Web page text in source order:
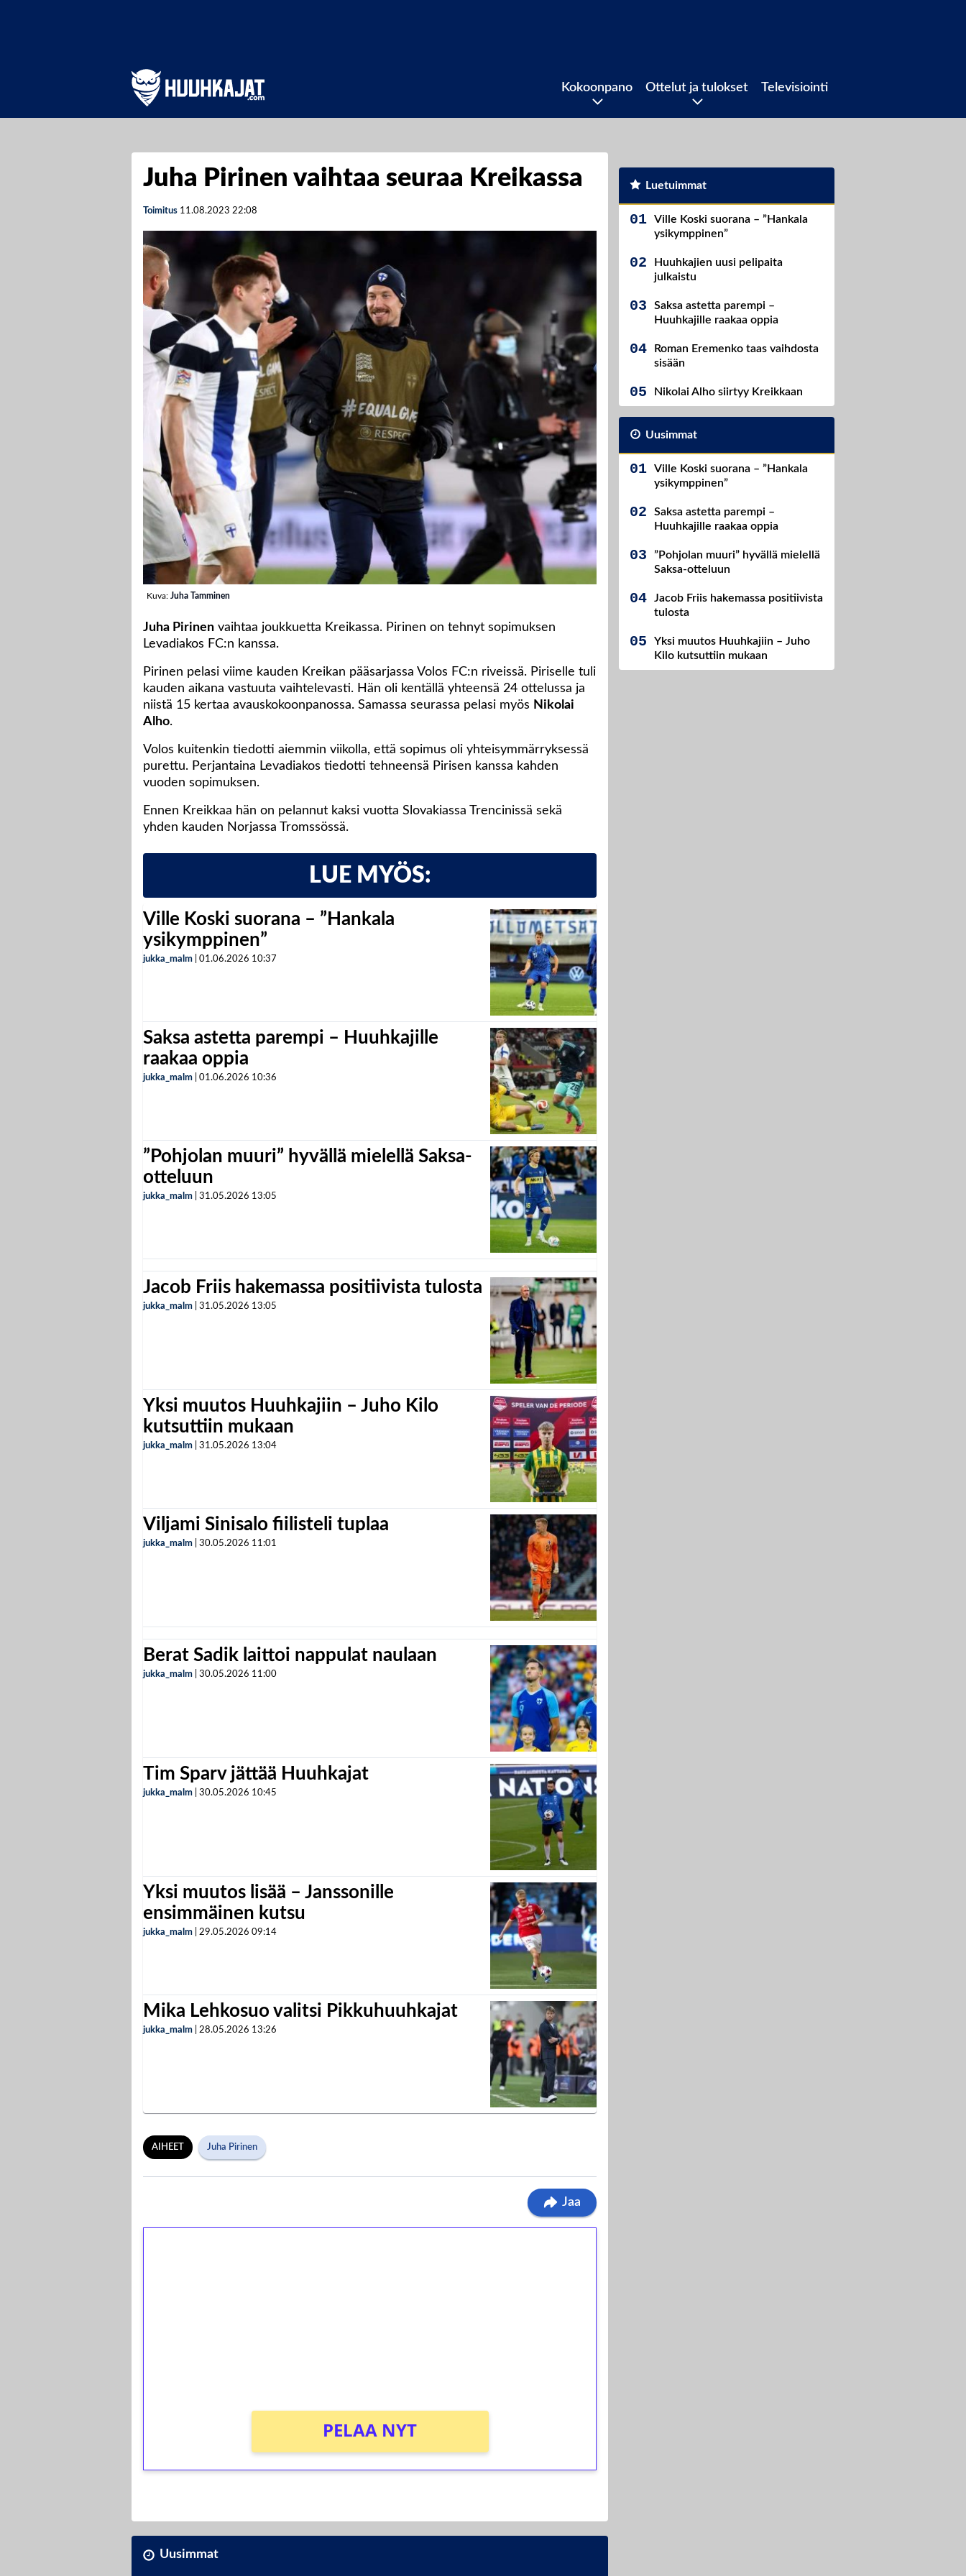
Kokoonpano Ottelut ja tulokset Televisiointi
Juha Pirinen vaihtaa seuraa Kreikassa
Toimitus 11.08.2023 22:08
Kuva: Juha Tamminen
Juha Pirinen vaihtaa joukkuetta Kreikassa. Pirinen on tehnyt sopimuksen
Levadiakos FC:n kanssa.
Pirinen pelasi viime kauden Kreikan pääsarjassa Volos FC:n riveissä. Piriselle tuli
kauden aikana vastuuta vaihtelevasti. Hän oli kentällä yhteensä 24 ottelussa ja
niistä 15 kertaa avauskokoonpanossa. Samassa seurassa pelasi myös Nikolai
Alho.
Volos kuitenkin tiedotti aiemmin viikolla, että sopimus oli yhteisymmärryksessä
purettu. Perjantaina Levadiakos tiedotti tehneensä Pirisen kanssa kahden
vuoden sopimuksen.
Ennen Kreikkaa hän on pelannut kaksi vuotta Slovakiassa Trencinissä sekä
yhden kauden Norjassa Tromssössä.
LUE MYÖS:
Ville Koski suorana – ”Hankala
ysikymppinen”
jukka_malm 01.06.2026 10:37
Saksa astetta parempi – Huuhkajille
raakaa oppia
jukka_malm 01.06.2026 10:36
”Pohjolan muuri” hyvällä mielellä Saksa-
otteluun
jukka_malm 31.05.2026 13:05
Jacob Friis hakemassa positiivista tulosta
jukka_malm 31.05.2026 13:05
Yksi muutos Huuhkajiin – Juho Kilo
kutsuttiin mukaan
jukka_malm 31.05.2026 13:04
Viljami Sinisalo fiilisteli tuplaa
jukka_malm 30.05.2026 11:01
Berat Sadik laittoi nappulat naulaan
jukka_malm 30.05.2026 11:00
Tim Sparv jättää Huuhkajat
jukka_malm 30.05.2026 10:45
Yksi muutos lisää – Janssonille
ensimmäinen kutsu
jukka_malm 29.05.2026 09:14
Mika Lehkosuo valitsi Pikkuhuuhkajat
jukka_malm 28.05.2026 13:26
AIHEET Juha Pirinen
Jaa
PELAA NYT
Uusimmat
Luetuimmat
Ville Koski suorana – ”Hankala
ysikymppinen”
Huuhkajien uusi pelipaita
julkaistu
Saksa astetta parempi –
Huuhkajille raakaa oppia
Roman Eremenko taas vaihdosta
sisään
Nikolai Alho siirtyy Kreikkaan
Uusimmat
Ville Koski suorana – ”Hankala
ysikymppinen”
Saksa astetta parempi –
Huuhkajille raakaa oppia
”Pohjolan muuri” hyvällä mielellä
Saksa-otteluun
Jacob Friis hakemassa positiivista
tulosta
Yksi muutos Huuhkajiin – Juho
Kilo kutsuttiin mukaan